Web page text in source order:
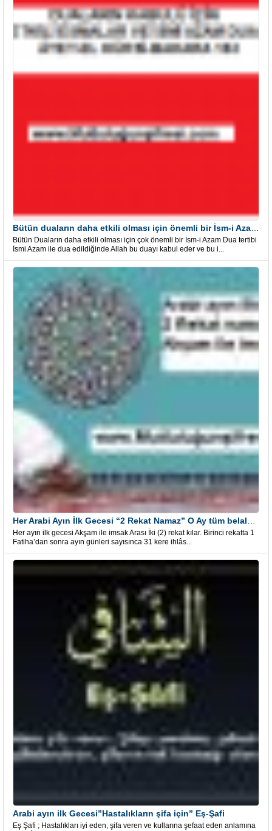
Bütün Duaların daha etkili olması için çok önemli bir İsm-i Azam Dua tertibi
İsmi Azam ile dua edildiğinde Allah bu duayı kabul eder ve bu i...
Her ayın ilk gecesi Akşam ile imsak Arası İki (2) rekat kılar. Birinci rekatta 1
Fatiha’dan sonra ayın günleri sayısınca 31 kere ihlâs...
Arabi ayın ilk Gecesi”Hastalıkların şifa için” Eş-Şafi
Eş Şafi ; Hastalıkları iyi eden, şifa veren ve kullarına şefaat eden anlamına